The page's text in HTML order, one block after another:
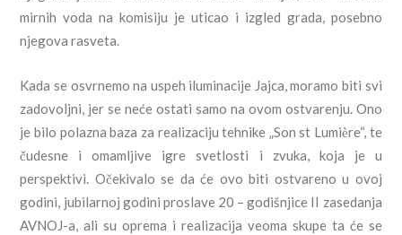
mirnih voda na komisiju je uticao i izgled grada, posebno
njegova rasveta.
Kada se osvrnemo na uspeh iluminacije Jajca, moramo biti svi
zadovoljni, jer se neće ostati samo na ovom ostvarenju. Ono
je bilo polazna baza za realizaciju tehnike „Son st Lumiѐre“, te
čudesne i omamljive igre svetlosti i zvuka, koja je u
perspektivi. Očekivalo se da će ovo biti ostvareno u ovoj
godini, jubilarnoj godini proslave 20 – godišnjice II zasedanja
AVNOJ-a, ali su oprema i realizacija veoma skupe ta će se